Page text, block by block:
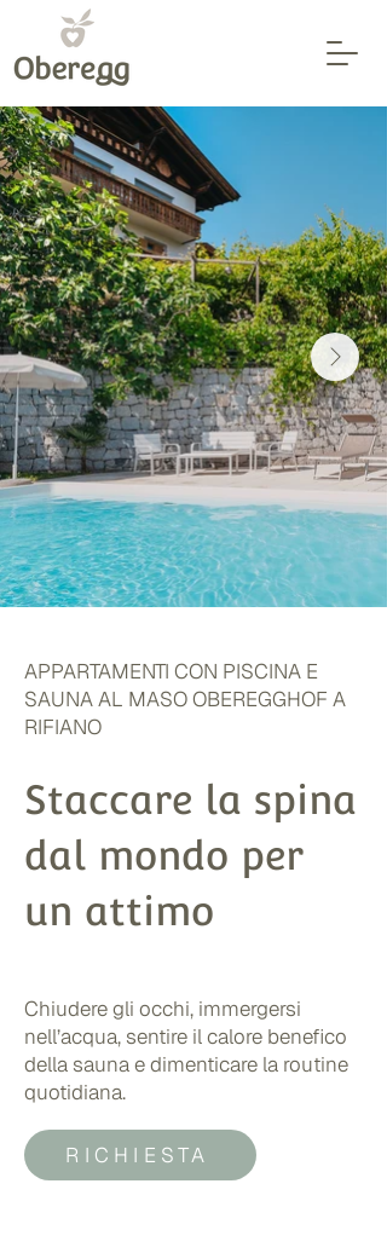
APPARTAMENTI CON PISCINA E
SAUNA AL MASO OBEREGGHOF A
RIFIANO
Staccare la spina
dal mondo per
un attimo
Chiudere gli occhi, immergersi
nell’acqua, sentire il calore benefico
della sauna e dimenticare la routine
quotidiana.
RICHIESTA